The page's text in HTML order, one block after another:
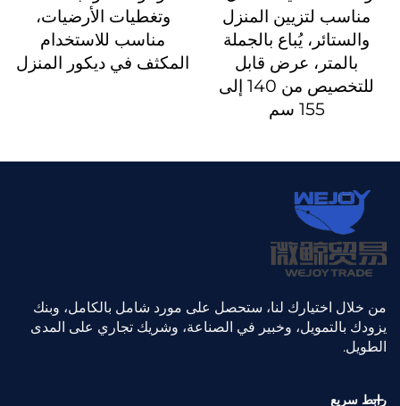
مناسب لتزيين المنزل
والستائر، يُباع بالجملة
بالمتر، عرض قابل
للتخصيص من 140 إلى
155 سم
وتغطيات الأرضيات،
مناسب للاستخدام
المكثف في ديكور المنزل
من خلال اختيارك لنا، ستحصل على مورد شامل بالكامل، وبنك
يزودك بالتمويل، وخبير في الصناعة، وشريك تجاري على المدى
الطويل.
رابط سريع